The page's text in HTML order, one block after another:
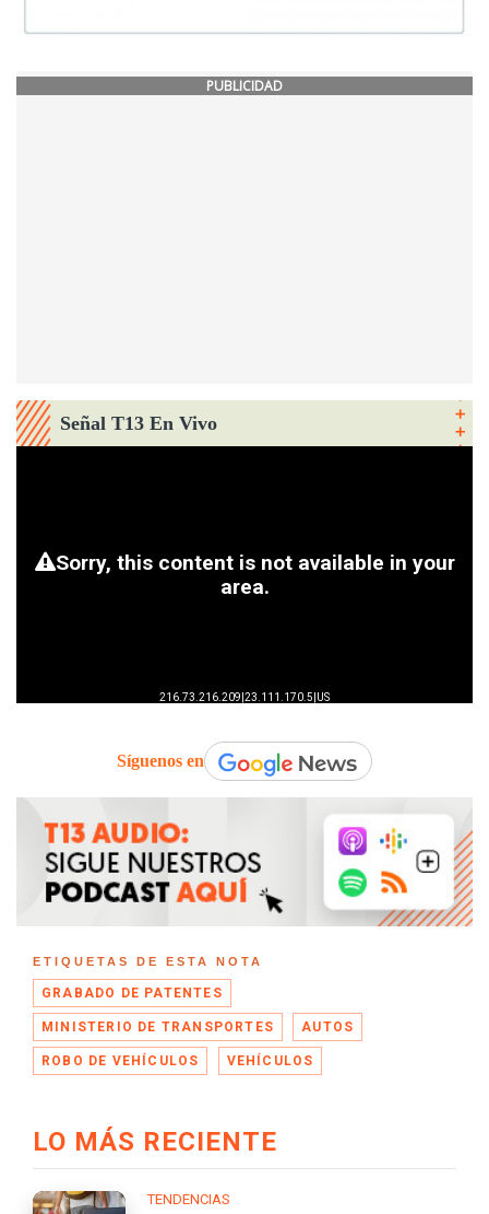
PUBLICIDAD
Señal T13 En Vivo
Síguenos en
ETIQUETAS DE ESTA NOTA
GRABADO DE PATENTES
MINISTERIO DE TRANSPORTES AUTOS
ROBO DE VEHÍCULOS VEHÍCULOS
LO MÁS RECIENTE
TENDENCIAS